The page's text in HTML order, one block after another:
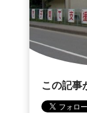
この記事